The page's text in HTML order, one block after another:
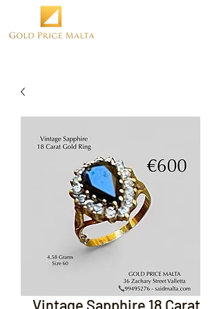
Vintage Sapphire 18 Carat